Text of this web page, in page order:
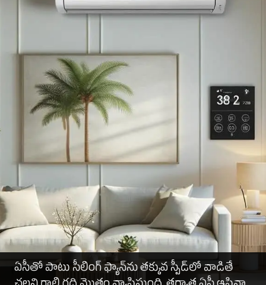
ఏసీతో పాటు సీలింగ్ ఫ్యాన్‌ను తక్కువ స్పీడ్‌లో వాడితే